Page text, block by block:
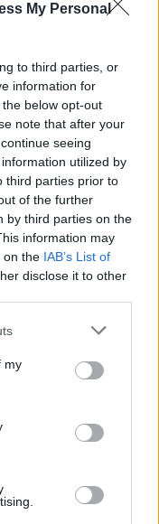
My Personal
to third parties, or
information for
below opt-out
note that after your
seeing
utilized by
third parties prior to
of the further
by third parties on the
information may
on the IAB’s List of
disclose it to other
my
(vid)
τον Ιούλιο
Ρεκόρ EBITDA στο α'
στα 550 εκατ. ευρώ –
κέρδη 313 εκατ. ευρώ
Mobility
και Novibet
μαζί: Ανανέωση της